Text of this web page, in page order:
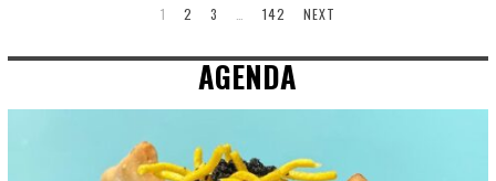
1 2 3 142 NEXT
AGENDA